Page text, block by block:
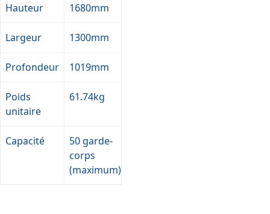
Hauteur 1680mm
Largeur 1300mm
Profondeur 1019mm
Poids
unitaire
61.74kg
Capacité
50 garde-
corps
(maximum)